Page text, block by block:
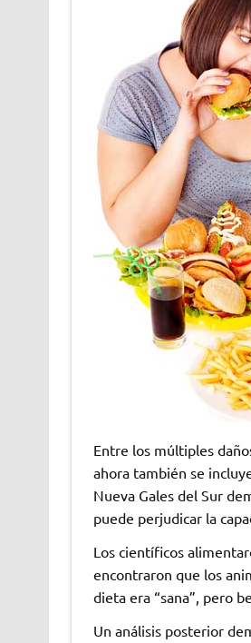
Entre los múltiples
ahora también se
Nueva Gales del Sur
puede perjudicar la
Los científicos
encontraron que los
dieta era “sana”, pero
Un análisis posterior